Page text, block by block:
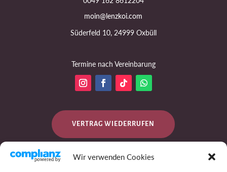
Wir verwenden Cookies
moin@lenzkoi.com
Süderfeld 10, 24999 Oxbüll
Termine nach Vereinbarung
VERTRAG WIEDERRUFEN